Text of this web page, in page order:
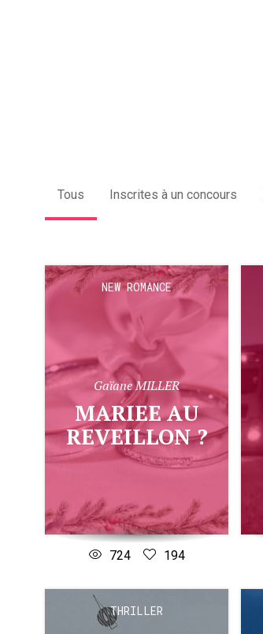
Tous Inscrites à un concours
NEW ROMANCE
Gaïane MILLER
MARIEE AU
REVEILLON ?
724 194
THRILLER